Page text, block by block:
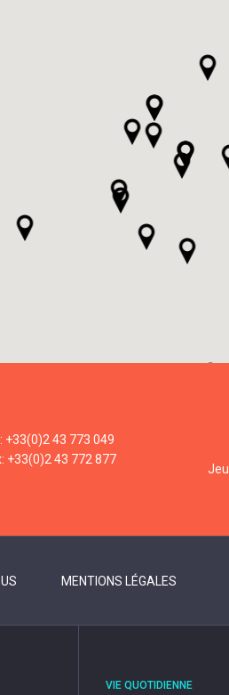
+33(0)2 43 773 049
+33(0)2 43 772 877
MENTIONS LÉGALES
VIE QUOTIDIENNE